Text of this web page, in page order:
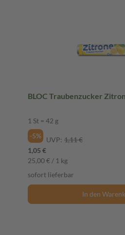
BLOC Traubenzucker
1 St = 42 g
-5%
UVP: 1,11 €
1,05 €
25,00 € / 1 kg
sofort lieferbar
In den